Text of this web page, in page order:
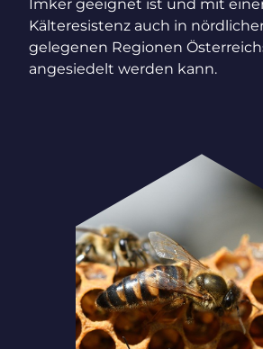
Imker geeignet ist und mit
Kälteresistenz auch in
gelegenen Regionen
angesiedelt werden kann.